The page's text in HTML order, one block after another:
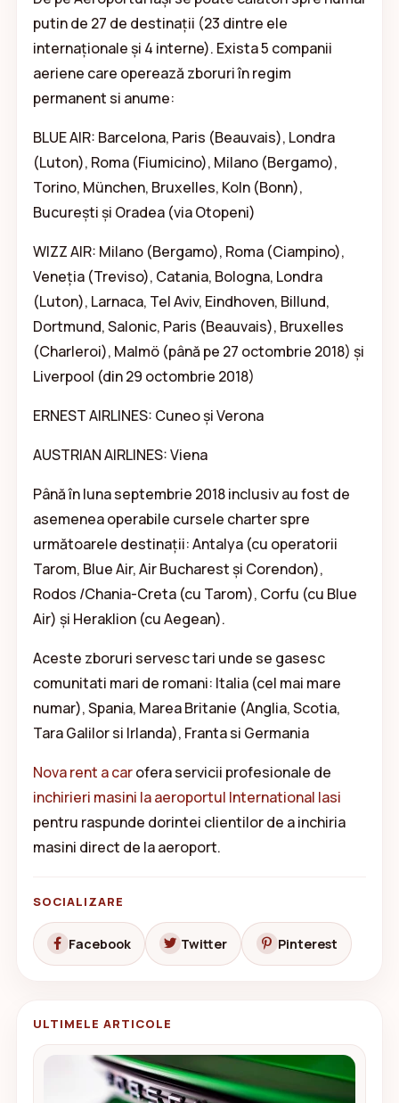
putin de 27 de destinații (23 dintre ele
internaționale și 4 interne). Exista 5 companii
aeriene care operează zboruri în regim
permanent si anume:
BLUE AIR: Barcelona, Paris (Beauvais), Londra
(Luton), Roma (Fiumicino), Milano (Bergamo),
Torino, München, Bruxelles, Koln (Bonn),
București și Oradea (via Otopeni)
WIZZ AIR: Milano (Bergamo), Roma (Ciampino),
Veneția (Treviso), Catania, Bologna, Londra
(Luton), Larnaca, Tel Aviv, Eindhoven, Billund,
Dortmund, Salonic, Paris (Beauvais), Bruxelles
(Charleroi), Malmö (până pe 27 octombrie 2018) și
Liverpool (din 29 octombrie 2018)
ERNEST AIRLINES: Cuneo și Verona
AUSTRIAN AIRLINES: Viena
Până în luna septembrie 2018 inclusiv au fost de
asemenea operabile cursele charter spre
următoarele destinații: Antalya (cu operatorii
Tarom, Blue Air, Air Bucharest și Corendon),
Rodos /Chania-Creta (cu Tarom), Corfu (cu Blue
Air) și Heraklion (cu Aegean).
Aceste zboruri servesc tari unde se gasesc
comunitati mari de romani: Italia (cel mai mare
numar), Spania, Marea Britanie (Anglia, Scotia,
Tara Galilor si Irlanda), Franta si Germania
Nova rent a carofera servicii profesionale de
inchirieri masini la aeroportul International Iasi
pentru raspunde dorintei clientilor de a inchiria
masini direct de la aeroport.
SOCIALIZARE
Facebook Twitter Pinterest
ULTIMELE ARTICOLE